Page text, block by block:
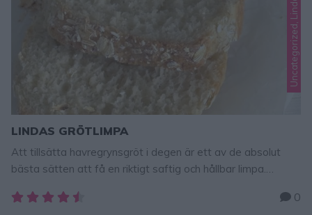
LINDAS GRÖTLIMPA
Att tillsätta havregrynsgröt i degen är ett av de absolut
bästa sätten att få en riktigt saftig och hållbar limpa.
en mjuk, nästan krämig textur som inte torkar ut i första
0